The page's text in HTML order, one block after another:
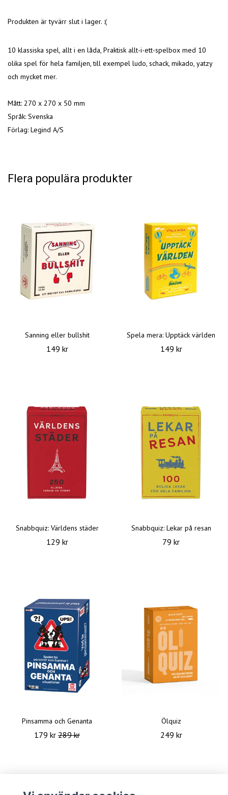
Produkten är tyvärr slut i lager. :(
10 klassiska spel, allt i en låda, Praktisk allt-i-ett-spelbox med 10
olika spel för hela familjen, till exempel ludo, schack, mikado, yatzy
och mycket mer.
Mått: 270 x 270 x 50 mm
Språk: Svenska
Förlag: Legind A/S
Flera populära produkter
Sanning eller bullshit
149 kr
Spela mera: Upptäck världen
149 kr
Snabbquiz: Världens städer
129 kr
Snabbquiz: Lekar på resan
79 kr
Pinsamma och Genanta
179 kr 289 kr
Ölquiz
249 kr